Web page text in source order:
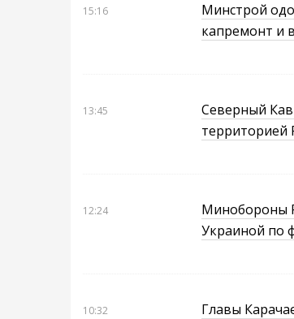
15:16
Минстрой
капремонт и
13:45
Северный
территорией
12:24
Минобороны
Украиной по
10:32
Главы